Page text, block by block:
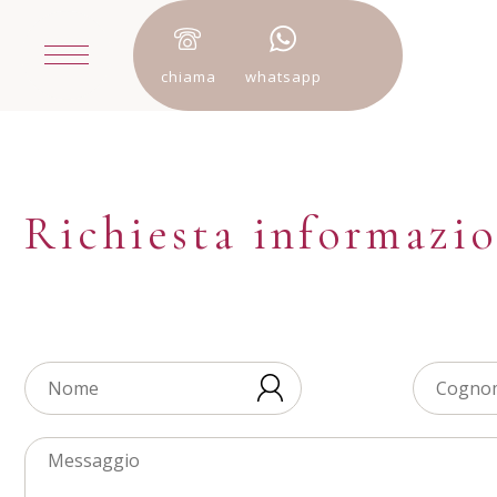
chiama whatsapp
Richiesta